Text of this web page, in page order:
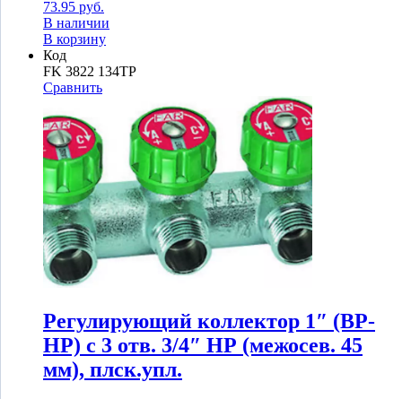
73.95 руб.
В наличии
В корзину
Код
FK 3822 134TP
Сравнить
Регулирующий коллектор 1″ (ВР-
НР) с 3 отв. 3/4″ НР (межосев. 45
мм), плск.упл.